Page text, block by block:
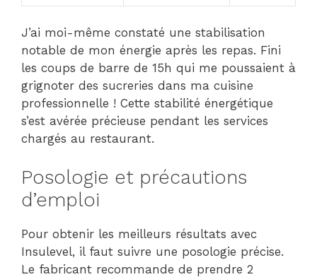
J’ai moi-même constaté une stabilisation
notable de mon énergie après les repas. Fini
les coups de barre de 15h qui me poussaient à
grignoter des sucreries dans ma cuisine
professionnelle ! Cette stabilité énergétique
s’est avérée précieuse pendant les services
chargés au restaurant.
Posologie et précautions
d’emploi
Pour obtenir les meilleurs résultats avec
Insulevel, il faut suivre une posologie précise.
Le fabricant recommande de prendre 2